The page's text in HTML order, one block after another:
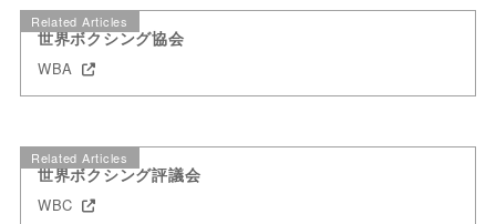
Related Articles
世界ボクシング協会
WBA
Related Articles
世界ボクシング評議会
WBC